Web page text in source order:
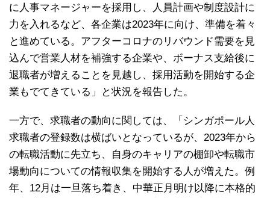
に人事マネージャーを採用し、人員計画や制度設計に
力を入れるなど、各企業は2023年に向け、準備を着々
と進めている。アフターコロナのリバウンド需要を見
込んで営業人材を補強する企業や、ボーナス支給後に
退職者が増えることを見越し、採用活動を開始する企
業もでてきている」と状況を報告した。
一方で、求職者の動向に関しては、「シンガポール人
求職者の登録数は横ばいとなっているが、2023年から
の転職活動に先立ち、自身のキャリアの棚卸や転職市
場動向についての情報収集を開始する人が増えた。例
年、12月は一旦落ち着き、中華正月明け以降に本格的